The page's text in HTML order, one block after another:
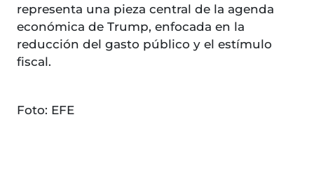
representa una pieza central de la agenda
económica de Trump, enfocada en la
reducción del gasto público y el estímulo
fiscal.
Foto: EFE